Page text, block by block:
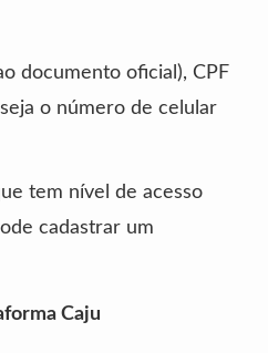
documento oficial), CPF
o número de celular
tem nível de acesso
cadastrar um
Caju